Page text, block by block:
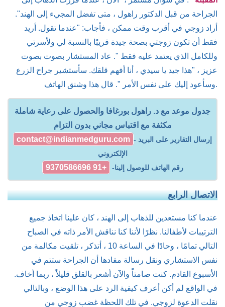
الجراحة من قبل الدكتور راهول ، متى تفضل المجيء إلى الهند".
أراد زوجي في أقرب وقت ممكن ، فأجاب: "عندما تقول. أريد
فقط أن تكون زوجتي بصحة جيدة قريبًا بالنسبة لي ولأسرتي
وللكامل الذي يعتمد عليه فقط ". عاد المستشار بصوت بصوت
عزيز ، "هذا جيد يا سيدي ، أنا أفهم قلقك. سأستشير جراح الزرع
وسأعود إليك على نفس الأمر ". قال هذا وشنق الهاتف.
جدول موعد مع د. راهول بورغافا والحصول على رعاية شاملة
مكثفة مع اقتباس مجاني بدون التزام
contact@indianmedguru.com - إرسال التقارير على البريد
الإلكتروني
رقم الهاتف للوصول إلينا-
+91 9370586696
الاتصال الرابع
عندما كنا مستعدين للذهاب إلى الهند ، كان علينا اتخاذ جميع
الترتيبات لأطفالنا. نظرًا لأننا كنا نناقش الأمر ذاته في الصباح
التالي تمامًا ، وحادًا في الساعة 10 ، أتذكر ، تلقيت مكالمة من
نفس الاستشاري ونقل رسالة مفادها أن الجراحة ستتم في
الأسبوع القادم. كنت صامتاً والآن أشعر بالقلق قليلاً ، ربما أخاف.
في الواقع لم أكن أعرف كيفية الرد على هذا الوضع ، وبالتالي
نقلت الدعوة لزوجي. في تلك اللحظة غضب زوجي من